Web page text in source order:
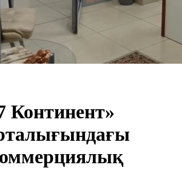
Континент»